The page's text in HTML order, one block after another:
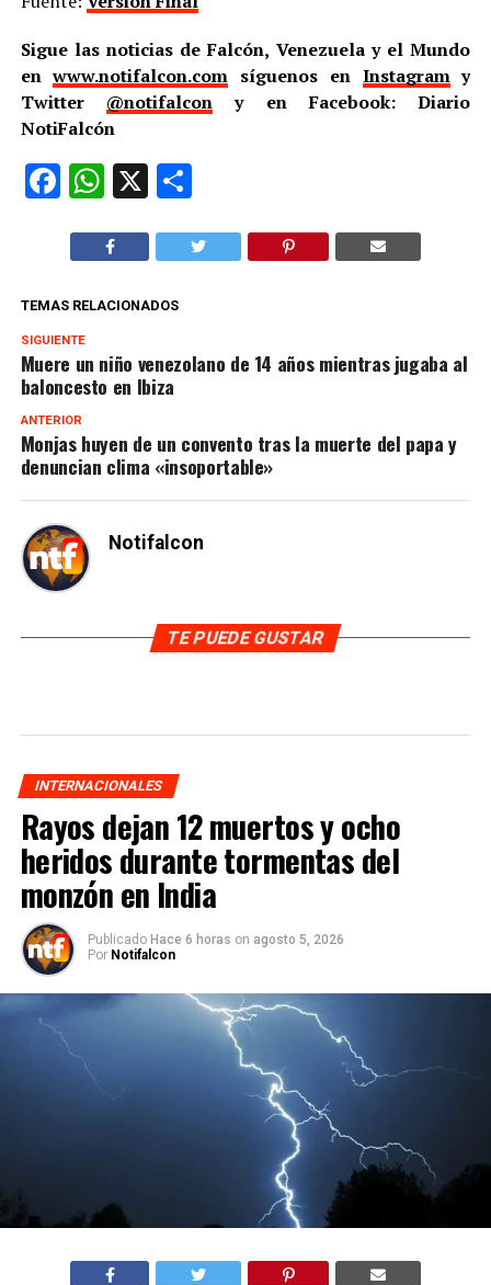
Sigue las noticias de Falcón, Venezuela y el Mundo
enwww.notifalcon.com síguenos en Instagramy
Twitter @notifalcon y en Facebook: Diario
NotiFalcón
Facebook
WhatsApp
X Compartir
TEMAS RELACIONADOS
SIGUIENTE
Muere un niño venezolano de 14 años mientras jugaba al
baloncesto en Ibiza
ANTERIOR
Monjas huyen de un convento tras la muerte del papa y
denuncian clima «insoportable»
Notifalcon
TE PUEDE GUSTAR
INTERNACIONALES
Rayos dejan 12 muertos y ocho
heridos durante tormentas del
monzón en India
Publicado Hace 6 horas on agosto 5, 2026
Por Notifalcon